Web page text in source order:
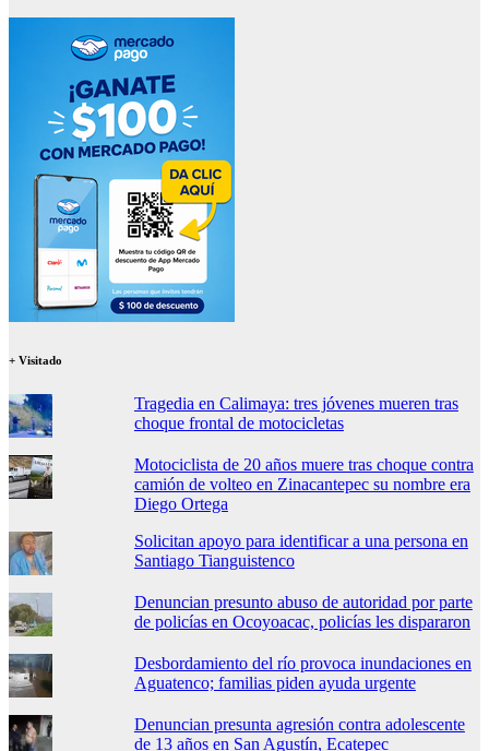
+ Visitado
Tragedia en Calimaya: tres jóvenes mueren tras
choque frontal de motocicletas
Motociclista de 20 años muere tras choque contra
camión de volteo en Zinacantepec su nombre era
Diego Ortega
Solicitan apoyo para identificar a una persona en
Santiago Tianguistenco
Denuncian presunto abuso de autoridad por parte
de policías en Ocoyoacac, policías les dispararon
Desbordamiento del río provoca inundaciones en
Aguatenco; familias piden ayuda urgente
Denuncian presunta agresión contra adolescente
de 13 años en San Agustín, Ecatepec